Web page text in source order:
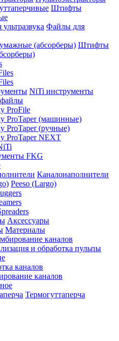
Штифты
Файлы для
Штифты
NiTi инструменты
ProFile
ProTaper (машинные)
ProTaper (ручные)
ProTaper NEXT
FKG
Каналонаполнители
Peeso (Largo)
Аксессуары
Материалы
каналов
и обработка пульпы
каналов
каналов
Термогуттаперча